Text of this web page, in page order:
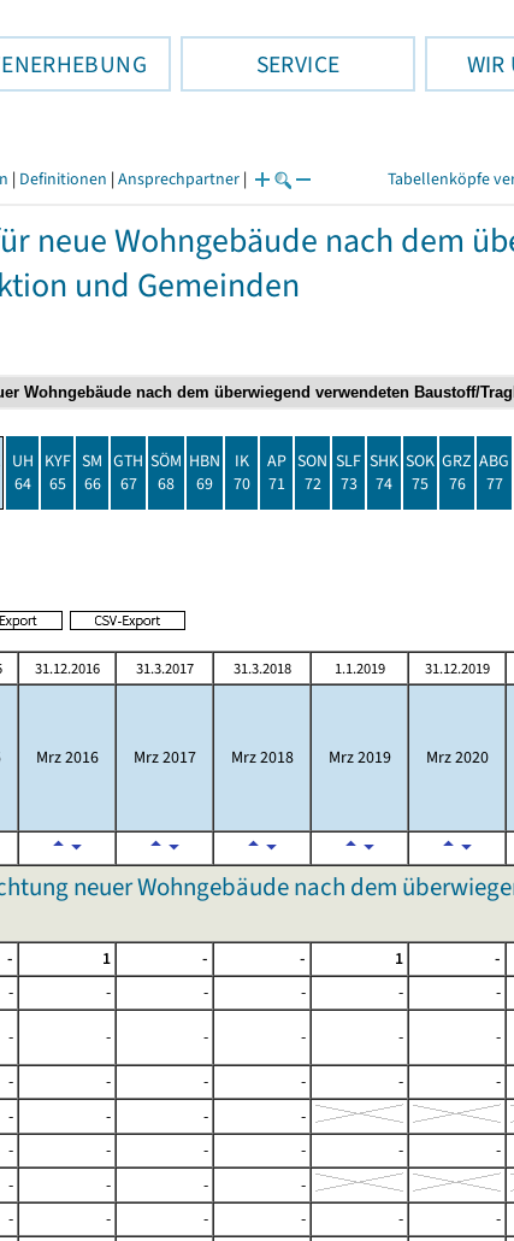
SERVICE WIR
| Definitionen | Ansprechpartner | Tabellenköpfe
neue Wohngebäude nach dem
und Gemeinden
UH
64
KYF
65
SM
66
GTH
67
SÖM
68
HBN
69
IK
70
AP
71
SON
72
SLF
73
SHK
74
SOK
75
GRZ
76
ABG
77
31.12.2016 31.3.2017 31.3.2018 1.1.2019 31.12.2019
Mrz 2016 Mrz 2017 Mrz 2018 Mrz 2019 Mrz 2020
neuer Wohngebäude nach dem
- 1 - - 1 -
- - - - - -
- - - - - -
- - - - - -
- - -
-
- - - - - -
- - -
-
- - - - - -